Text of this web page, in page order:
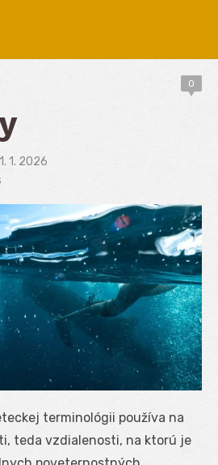
0
1. 2026
terminológii používa na
teda vzdialenosti, na ktorú je